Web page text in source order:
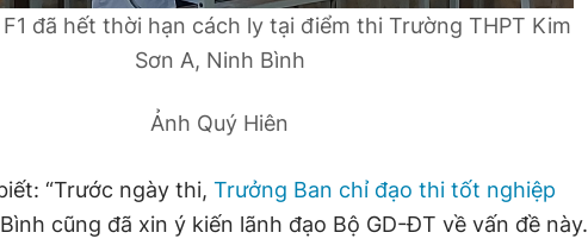
đã hết thời hạn cách ly tại điểm thi Trường THPT Kim
Sơn A, Ninh Bình
Ảnh Quý Hiên
“Trước ngày thi, Trưởng Ban chỉ đạo thi tốt nghiệp
cũng đã xin ý kiến lãnh đạo Bộ GD-ĐT về vấn đề này.